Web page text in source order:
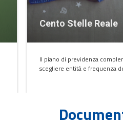
Cento Stelle Reale
Il piano di previdenza
scegliere entità e frequenza
SCOPRI